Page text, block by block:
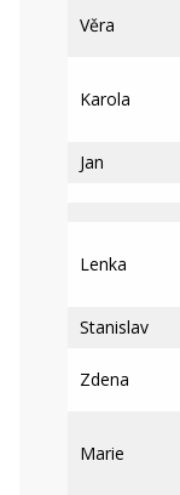
Věra
Karola
Jan
Lenka
Stanislav
Zdena
Marie